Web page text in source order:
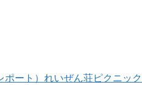
ポート）れいぜん荘ピクニッ